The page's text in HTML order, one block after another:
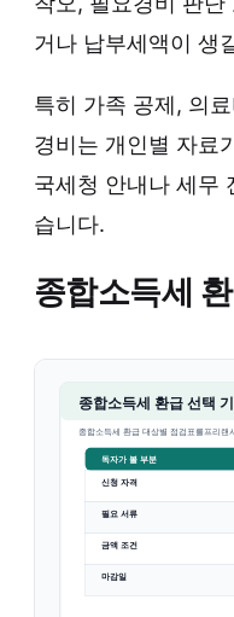
거나 납부세액이 생
특히 가족 공제, 의
경비는 개인별 자료
국세청 안내나 세무
습니다.
종합소득세